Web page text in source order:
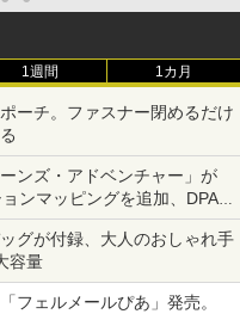
1週間 1カ月
ーチ。ファスナー閉めるだけ
ンズ・アドベンチャー」が
ンマッピングを追加、DPA
グが付録、大人のおしゃれ手
容量
フェルメールぴあ」発売。